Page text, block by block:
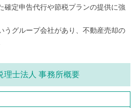
確定申告代行や節税プランの提供に強
うグループ会社があり、不動産売却の
理士法人 事務所概要